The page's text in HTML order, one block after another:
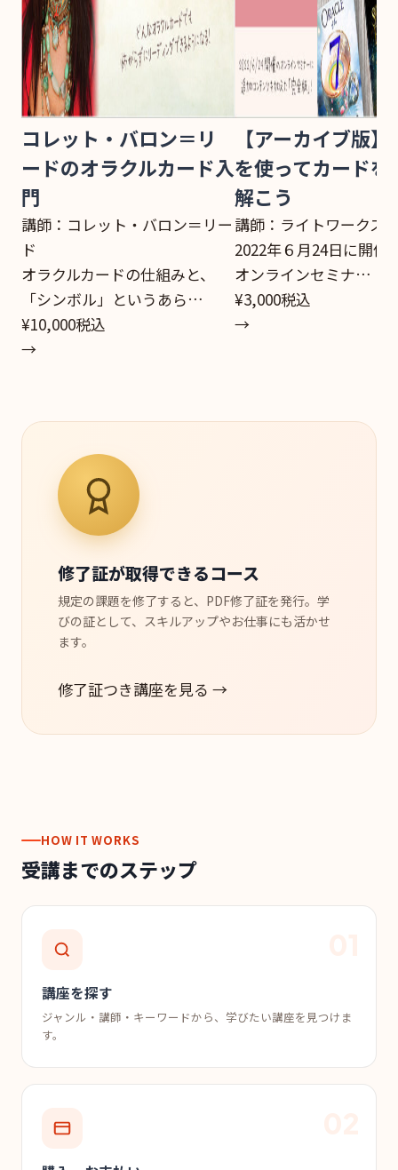
コレット・バロン＝リ
ードのオラクルカード入
門
講師：コレット・バロン＝リー
ド
オラクルカードの仕組みと、
「シンボル」というあら…
¥10,000税込
→
【アーカイブ版】
を使ってカードを
解こう
講師：ライトワークス
2022年６月24日に開催
オンラインセミナ…
¥3,000税込
→
修了証が取得できるコース
規定の課題を修了すると、PDF修了証を発行。学
びの証として、スキルアップやお仕事にも活かせ
ます。
修了証つき講座を見る →
HOW IT WORKS
受講までのステップ
講座を探す
ジャンル・講師・キーワードから、学びたい講座を見つけま
す。